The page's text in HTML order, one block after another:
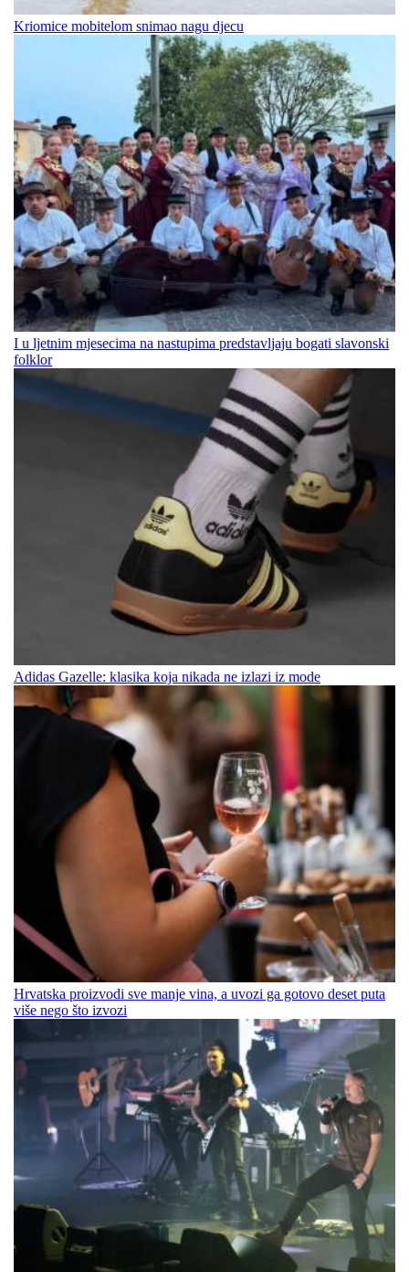
Kriomice mobitelom snimao nagu djecu
I u ljetnim mjesecima na nastupima predstavljaju bogati slavonski
folklor
Adidas Gazelle: klasika koja nikada ne izlazi iz mode
Hrvatska proizvodi sve manje vina, a uvozi ga gotovo deset puta
više nego što izvozi